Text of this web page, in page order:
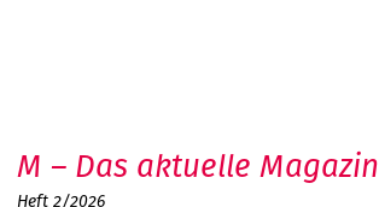
M – Das aktuelle Magazin
Heft 2/2026